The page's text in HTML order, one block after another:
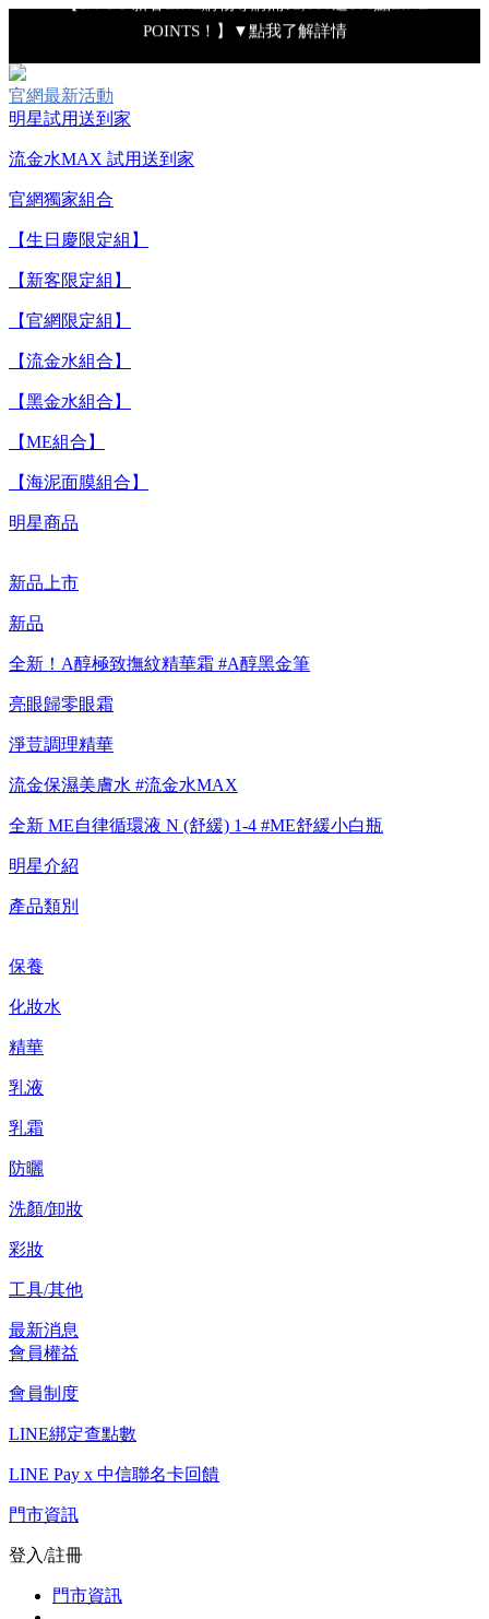
POINTS！】▼點我了解詳情
【8/4-8/9 滿額享好禮▼點我了解詳情】
【綁定中信LINE Pay卡享最高6%回饋▼點我了解詳情
【8/7-8/9 下單加碼送全效輕透UV防曬乳9ml+明星體驗4件組】
【全新流金水MAX 百元試用送到家！再享回購金】▼點我立
【8/4-8/9 新客LINE購物導購滿$2,000送100點LINE
官網最新活動
明星試用送到家
流金水MAX 試用送到家
官網獨家組合
【生日慶限定組】
【新客限定組】
【官網限定組】
【流金水組合】
【黑金水組合】
【ME組合】
【海泥面膜組合】
明星商品
新品上市
新品
全新！A醇極致撫紋精華霜 #A醇黑金筆
亮眼歸零眼霜
淨荳調理精華
流金保濕美膚水 #流金水MAX
全新 ME自律循環液 N (舒緩) 1-4 #ME舒緩小白瓶
明星介紹
產品類別
保養
化妝水
精華
乳液
乳霜
防曬
洗顏/卸妝
彩妝
工具/其他
最新消息
會員權益
會員制度
LINE綁定查點數
LINE Pay x 中信聯名卡回饋
門市資訊
登入/註冊
門市資訊